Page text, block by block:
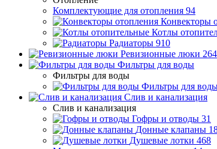
Комплектующие для отопления 94
Конвекторы
Котлы
Радиаторы 910
Ревизионные люки 264
Фильтры для воды
Фильтры для воды
Фильтры для
Слив и канализация
Слив и канализация
Гофры и отводы 31
Донные клапаны
Душевые лотки 468